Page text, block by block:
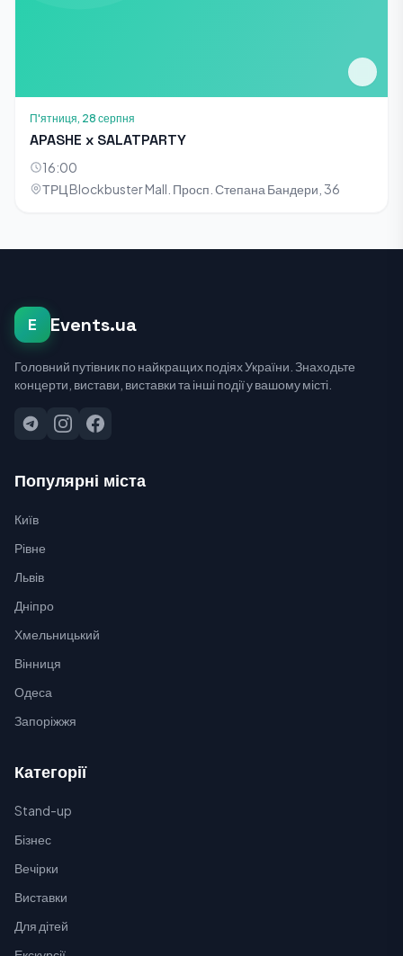
П'ятниця, 28 серпня
APASHE x SALATPARTY
16:00
ТРЦ Blockbuster Mall. Просп. Степана Бандери, 36
E Events.ua
Головний путівник по найкращих подіях України. Знаходьте
концерти, вистави, виставки та інші події у вашому місті.
Популярні міста
Київ
Рівне
Львів
Дніпро
Хмельницький
Вінниця
Одеса
Запоріжжя
Категорії
Stand-up
Бізнес
Вечірки
Виставки
Для дітей